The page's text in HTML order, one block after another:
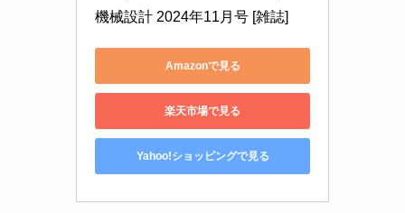
機械設計 2024年11月号 [雑誌]
Amazonで見る
楽天市場で見る
Yahoo!ショッピングで見る